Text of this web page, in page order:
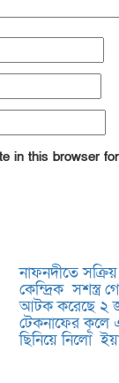
in this browser
নাফনদীতে
কেন্দ্রিক সশস্ত্র
আটক করেছে ২
টেকনাফের কূলে
ছিনিয়ে নিলো